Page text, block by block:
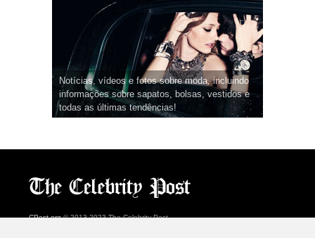
Notícias, vídeos e fotos sobre moda, incluindo
informações sobre sapatos, bolsas, vestidos e
todas as últimas tendências!
CPost.org© 2013-2023 The Celebrity Post.